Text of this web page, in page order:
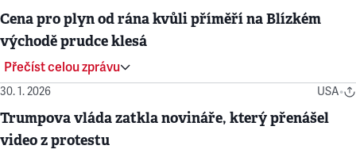
Cena pro plyn od rána kvůli příměří na Blízkém
východě prudce klesá
Přečíst celou zprávu
30. 1. 2026 USA•
Trumpova vláda zatkla novináře, který přenášel
video z protestu